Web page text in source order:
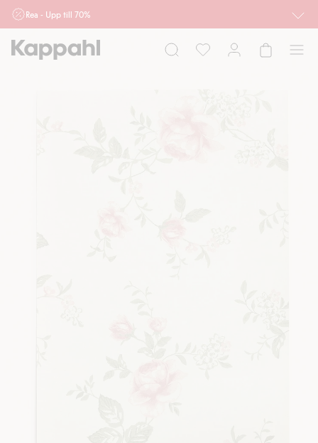
Rea - Upp till 70%
Priser och produkter kan variera online och i butiker.